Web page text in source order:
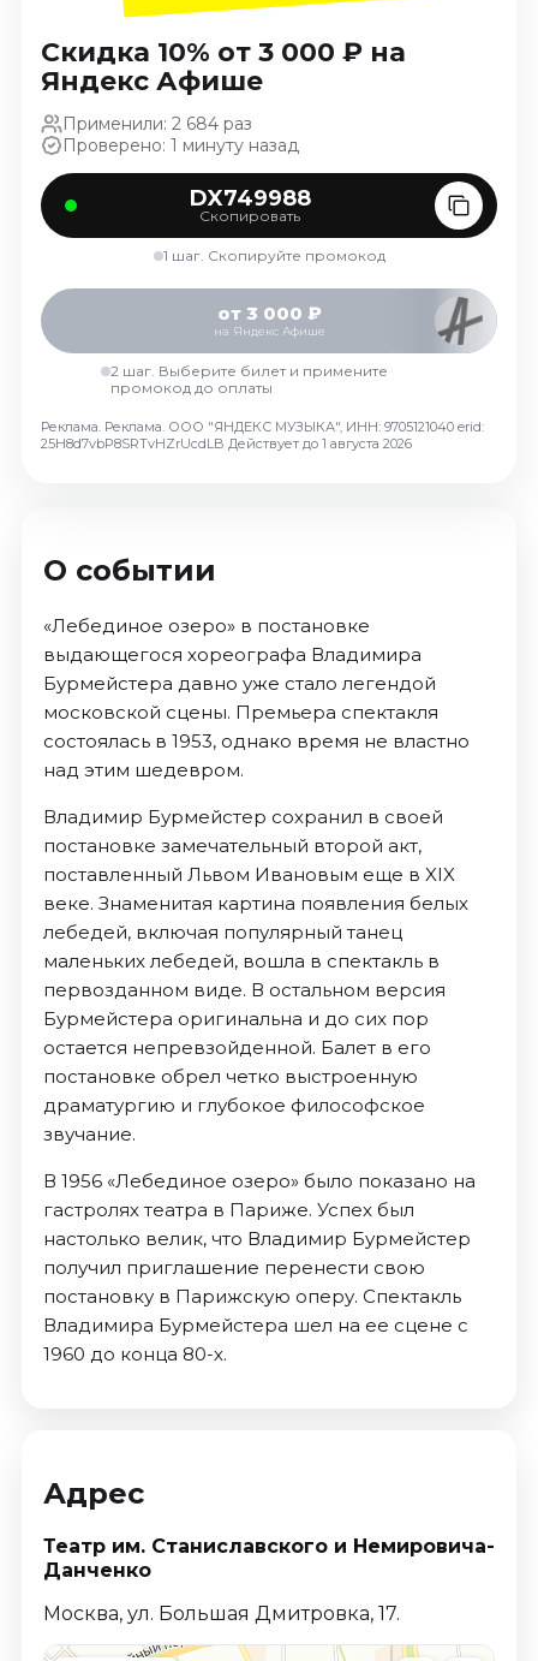
Октябрь 2026
Август 2026
Сентябрь 2026
Октябрь 2026
Август 2026
Сентябрь 2026
Октябрь 2026
Ноябрь 2026
Декабрь 2026
Январь 2027
Скидка 10% от 3 000 ₽ на
Яндекс Афише
Применили: 2 684 раз
Проверено: 1 минуту назад
DX749988
Скопировать
1 шаг. Скопируйте промокод
от 3 000 ₽
на Яндекс Афише
2 шаг. Выберите билет и примените
промокод до оплаты
Реклама. Реклама. ООО "ЯНДЕКС МУЗЫКА", ИНН: 9705121040 erid:
25H8d7vbP8SRTvHZrUcdLB Действует до 1 августа 2026
О событии
«Лебединое озеро» в постановке
выдающегося хореографа Владимира
Бурмейстера давно уже стало легендой
московской сцены. Премьера спектакля
состоялась в 1953, однако время не властно
над этим шедевром.
Владимир Бурмейстер сохранил в своей
постановке замечательный второй акт,
поставленный Львом Ивановым еще в XIX
веке. Знаменитая картина появления белых
лебедей, включая популярный танец
маленьких лебедей, вошла в спектакль в
первозданном виде. В остальном версия
Бурмейстера оригинальна и до сих пор
остается непревзойденной. Балет в его
постановке обрел четко выстроенную
драматургию и глубокое философское
звучание.
В 1956 «Лебединое озеро» было показано на
гастролях театра в Париже. Успех был
настолько велик, что Владимир Бурмейстер
получил приглашение перенести свою
постановку в Парижскую оперу. Спектакль
Владимира Бурмейстера шел на ее сцене с
1960 до конца 80-х.
Адрес
Театр им. Станиславского и Немировича­-
Данченко
Москва, ул. Большая Дмитровка, 17.